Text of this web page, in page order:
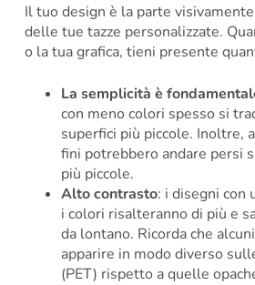
Il tuo design è la parte
delle tue tazze personalizzate.
o la tua grafica, tieni presente
La semplicità è
con meno colori spesso si
superfici più piccole. Inoltre,
fini potrebbero andare persi
più piccole.
Alto contrasto: i disegni con
i colori risalteranno di più e
da lontano. Ricorda che
apparire in modo diverso
(PET) rispetto a quelle